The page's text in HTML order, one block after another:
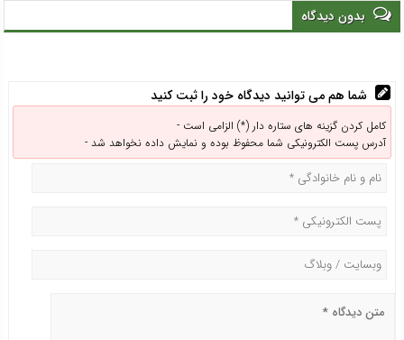
بدون دیدگاه
شما هم می توانید دیدگاه خود را ثبت کنید
کامل کردن گزینه های ستاره دار (*) الزامی است -
آدرس پست الکترونیکی شما محفوظ بوده و نمایش داده نخواهد شد -